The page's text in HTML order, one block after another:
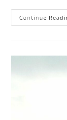
Continue